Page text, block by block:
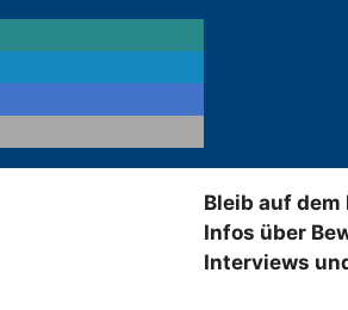
Bleib auf dem
Infos über
Interviews